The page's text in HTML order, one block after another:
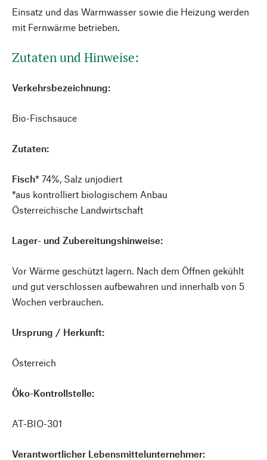
Einsatz und das Warmwasser sowie die Heizung werden
mit Fernwärme betrieben.
Zutaten und Hinweise:
Verkehrsbezeichnung:
Bio-Fischsauce
Zutaten:
Fisch* 74%, Salz unjodiert
*aus kontrolliert biologischem Anbau
Österreichische Landwirtschaft
Lager- und Zubereitungshinweise:
Vor Wärme geschützt lagern. Nach dem Öffnen gekühlt
und gut verschlossen aufbewahren und innerhalb von 5
Wochen verbrauchen.
Ursprung / Herkunft:
Österreich
Öko-Kontrollstelle:
AT-BIO-301
Verantwortlicher Lebensmittelunternehmer: